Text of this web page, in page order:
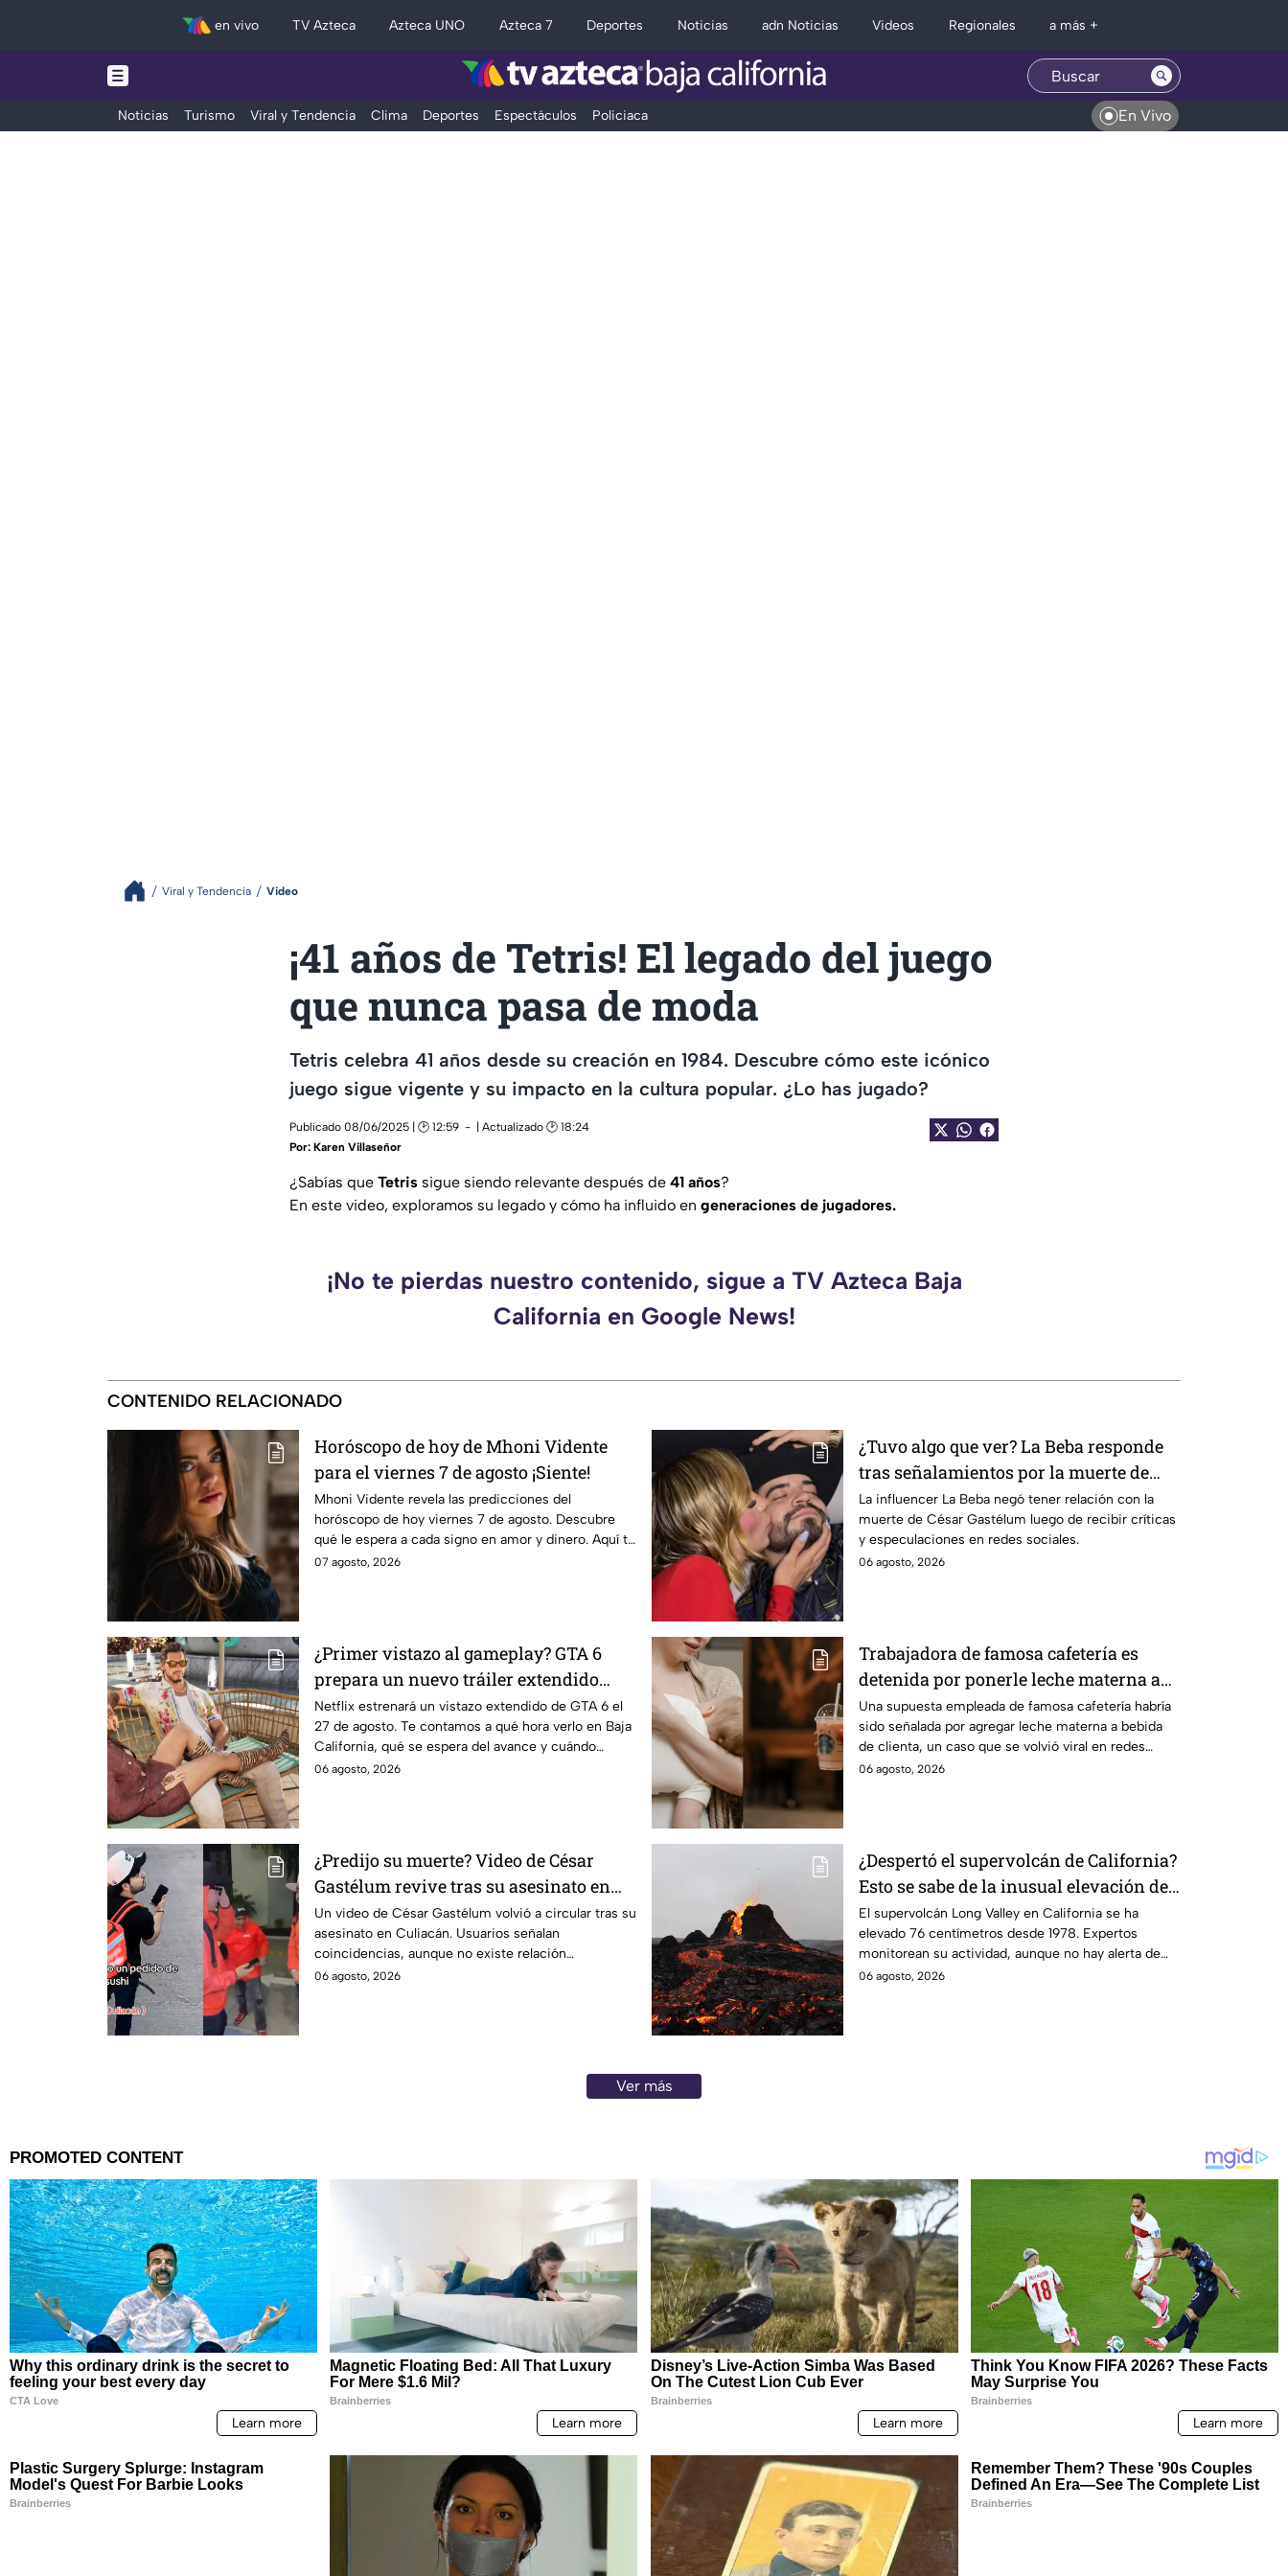
en vivo TV Azteca Azteca UNO Azteca 7 Deportes Noticias adn Noticias Videos Regionales a más +
Noticias Turismo Viral y Tendencia Clima Deportes Espectáculos Policiaca En Vivo
Viral y Tendencia Video
¡41 años de Tetris! El legado del juego
que nunca pasa de moda
Tetris celebra 41 años desde su creación en 1984. Descubre cómo este icónico
juego sigue vigente y su impacto en la cultura popular. ¿Lo has jugado?
Publicado 08/06/2025 | 🕑 12:59
| Actualizado 🕑 18:24
Por: Karen Villaseñor
¿Sabías que Tetris sigue siendo relevante después de 41 años?
En este video, exploramos su legado y cómo ha influido en generaciones de jugadores.
¡No te pierdas nuestro contenido, sigue a TV Azteca Baja
California en Google News!
CONTENIDO RELACIONADO
Horóscopo de hoy de Mhoni Vidente
para el viernes 7 de agosto ¡Siente!
Mhoni Vidente revela las predicciones del
horóscopo de hoy viernes 7 de agosto. Descubre
qué le espera a cada signo en amor y dinero. Aquí te
informamos.
07 agosto, 2026
¿Tuvo algo que ver? La Beba responde
tras señalamientos por la muerte de
César Gastélum
La influencer La Beba negó tener relación con la
muerte de César Gastélum luego de recibir críticas
y especulaciones en redes sociales.
06 agosto, 2026
¿Primer vistazo al gameplay? GTA 6
prepara un nuevo tráiler extendido
para sus fans en Netflix
Netflix estrenará un vistazo extendido de GTA 6 el
27 de agosto. Te contamos a qué hora verlo en Baja
California, qué se espera del avance y cuándo
llegará a YouTube.
06 agosto, 2026
Trabajadora de famosa cafetería es
detenida por ponerle leche materna a
bebida de una clienta que la trató mal
Una supuesta empleada de famosa cafetería habría
sido señalada por agregar leche materna a bebida
de clienta, un caso que se volvió viral en redes
sociales.
06 agosto, 2026
¿Predijo su muerte? Video de César
Gastélum revive tras su asesinato en
Culiacán
Un video de César Gastélum volvió a circular tras su
asesinato en Culiacán. Usuarios señalan
coincidencias, aunque no existe relación
confirmada con el crimen.
06 agosto, 2026
¿Despertó el supervolcán de California?
Esto se sabe de la inusual elevación de
Long Valley
El supervolcán Long Valley en California se ha
elevado 76 centímetros desde 1978. Expertos
monitorean su actividad, aunque no hay alerta de
erupción inmediata.
06 agosto, 2026
Ver más